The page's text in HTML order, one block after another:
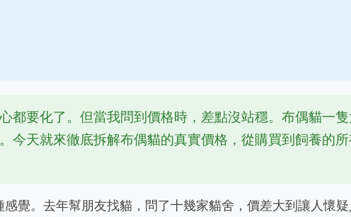
都要化了。但當我問到價格時，差點沒站穩。布偶貓一
今天就來徹底拆解布偶貓的真實價格，從購買到飼養的
覺。去年幫朋友找貓，問了十幾家貓舍，價差大到讓人懷